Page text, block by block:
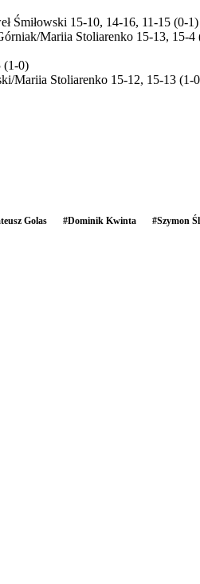
Śmiłowski 15-10, 14-16, 11-15 (0-1)
Mariia Stoliarenko 15-13, 15-4
(1-0)
Mariia Stoliarenko 15-12, 15-13 (1-
Golas #Dominik Kwinta #Szymon